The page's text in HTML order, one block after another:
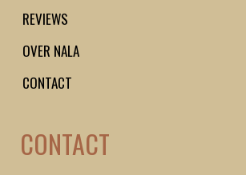
REVIEWS
OVER NALA
CONTACT
CONTACT